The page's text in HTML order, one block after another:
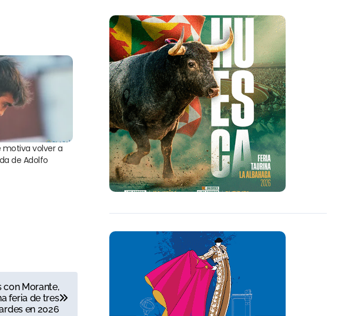
motiva volver a
de Adolfo
con Morante,
feria de tres
en 2026